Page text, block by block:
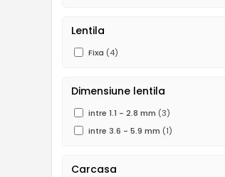
Lentila
Fixa (4)
Dimensiune lentila
intre 1.1 - 2.8 mm (3)
intre 3.6 - 5.9 mm (1)
Carcasa